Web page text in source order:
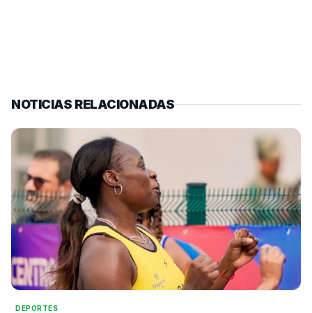
NOTICIAS RELACIONADAS
DEPORTES